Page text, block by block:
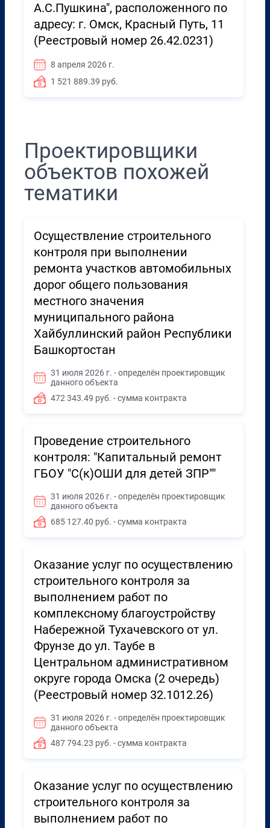
А.С.Пушкина", расположенного по
адресу: г. Омск, Красный Путь, 11
(Реестровый номер 26.42.0231)
8 апреля 2026 г.
1 521 889.39 руб.
Проектировщики
объектов похожей
тематики
Осуществление строительного
контроля при выполнении
ремонта участков автомобильных
дорог общего пользования
местного значения
муниципального района
Хайбуллинский район Республики
Башкортостан
31 июля 2026 г. - определён проектировщик
данного объекта
472 343.49 руб. - сумма контракта
Проведение строительного
контроля: "Капитальный ремонт
ГБОУ "С(к)ОШИ для детей ЗПР""
31 июля 2026 г. - определён проектировщик
данного объекта
685 127.40 руб. - сумма контракта
Оказание услуг по осуществлению
строительного контроля за
выполнением работ по
комплексному благоустройству
Набережной Тухачевского от ул.
Фрунзе до ул. Таубе в
Центральном административном
округе города Омска (2 очередь)
(Реестровый номер 32.1012.26)
31 июля 2026 г. - определён проектировщик
данного объекта
487 794.23 руб. - сумма контракта
Оказание услуг по осуществлению
строительного контроля за
выполнением работ по